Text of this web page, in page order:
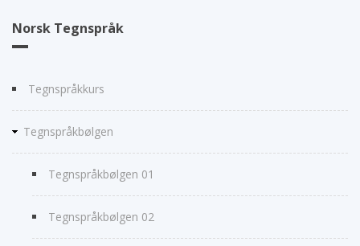
Norsk Tegnspråk
Tegnspråkkurs
Tegnspråkbølgen
Tegnspråkbølgen 01
Tegnspråkbølgen 02